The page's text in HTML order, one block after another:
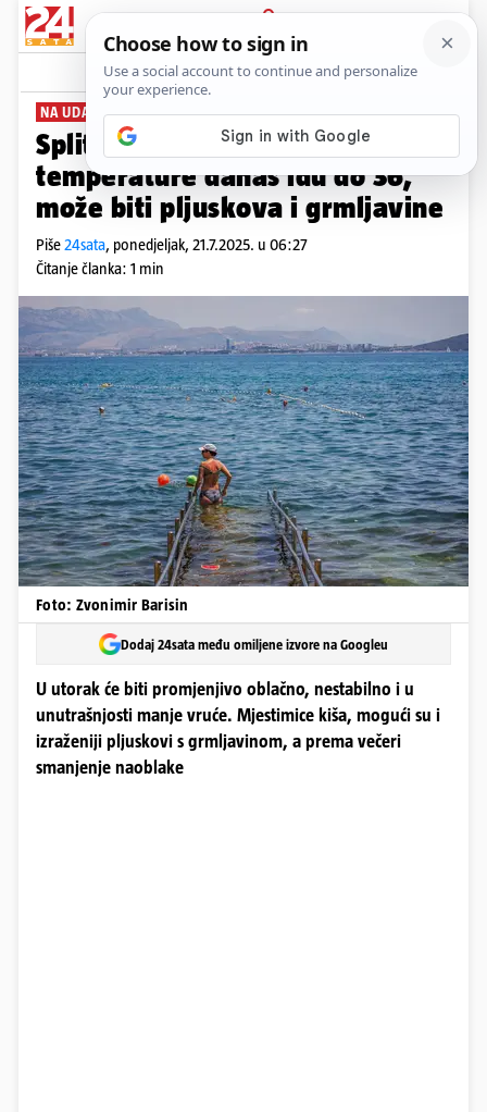
PRIJAVA
News Komentari
NA UDARU TOPLINSKOG VALA
Split već u 6 bio na 27 Celzija,
temperature danas idu do 36,
može biti pljuskova i grmljavine
Piše24sata, ponedjeljak, 21.7.2025. u 06:27
Čitanje članka: 1 min
Foto: Zvonimir Barisin
Dodaj 24sata među omiljene izvore na Googleu
U utorak će biti promjenjivo oblačno, nestabilno i u
unutrašnjosti manje vruće. Mjestimice kiša, mogući su i
izraženiji pljuskovi s grmljavinom, a prema večeri
smanjenje naoblake